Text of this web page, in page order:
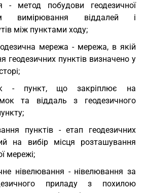
- метод побудови геодезичної
вимірювання віддалей і
між пунктами ходу;
мережа - мережа, в якій
геодезичних пунктів визначено у
- пункт, що закріплює на
та віддаль з геодезичного
пунктів - етап геодезичних
на вибір місця розташування
мережі;
нівелювання - нівелювання за
приладу з похилою